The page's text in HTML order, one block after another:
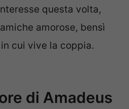
questa volta,
amorose, bensì
in cui vive la coppia.
di Amadeus